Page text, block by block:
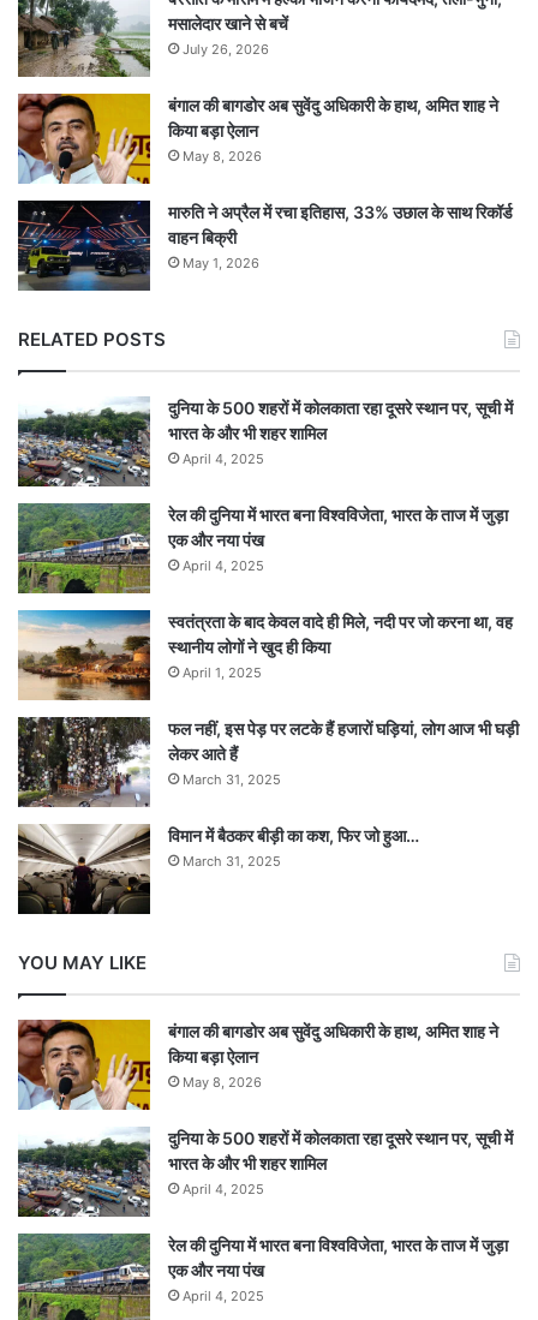
मसालेदार खाने से बचें
July 26, 2026
बंगाल की बागडोर अब सुवेंदु अधिकारी के हाथ, अमित शाह ने
किया बड़ा ऐलान
May 8, 2026
मारुति ने अप्रैल में रचा इतिहास, 33% उछाल के साथ रिकॉर्ड
वाहन बिक्री
May 1, 2026
RELATED POSTS
दुनिया के 500 शहरों में कोलकाता रहा दूसरे स्थान पर, सूची में
भारत के और भी शहर शामिल
April 4, 2025
रेल की दुनिया में भारत बना विश्वविजेता, भारत के ताज में जुड़ा
एक और नया पंख
April 4, 2025
स्वतंत्रता के बाद केवल वादे ही मिले, नदी पर जो करना था, वह
स्थानीय लोगों ने खुद ही किया
April 1, 2025
फल नहीं, इस पेड़ पर लटके हैं हजारों घड़ियां, लोग आज भी घड़ी
लेकर आते हैं
March 31, 2025
विमान में बैठकर बीड़ी का कश, फिर जो हुआ…
March 31, 2025
YOU MAY LIKE
बंगाल की बागडोर अब सुवेंदु अधिकारी के हाथ, अमित शाह ने
किया बड़ा ऐलान
May 8, 2026
दुनिया के 500 शहरों में कोलकाता रहा दूसरे स्थान पर, सूची में
भारत के और भी शहर शामिल
April 4, 2025
रेल की दुनिया में भारत बना विश्वविजेता, भारत के ताज में जुड़ा
एक और नया पंख
April 4, 2025